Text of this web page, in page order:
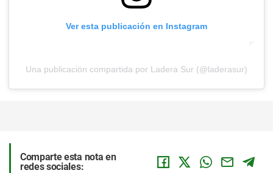
Ver esta publicación en Instagram
Una publicación compartida por Ladera Sur (@laderasur)
Comparte esta nota en
redes sociales: